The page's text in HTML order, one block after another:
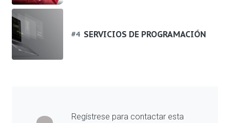
#4 SERVICIOS DE PROGRAMACIÓN
Regístrese para contactar esta